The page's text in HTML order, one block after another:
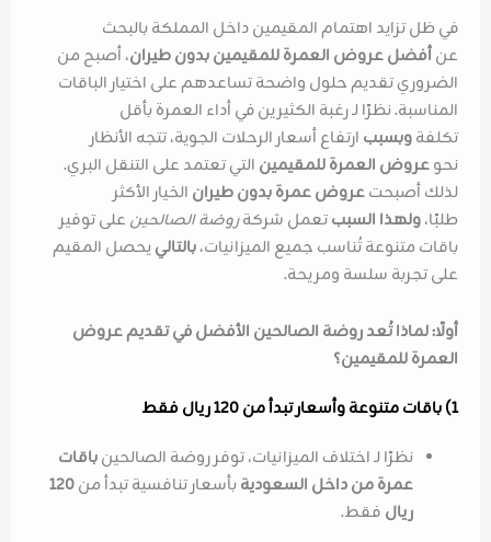
في ظل تزايد اهتمام المقيمين داخل المملكة بالبحث
عنأفضل عروض العمرة للمقيمين بدون طيران، أصبح من
الضروري تقديم حلول واضحة تساعدهم على اختيار الباقات
المناسبة. نظرًا لـ رغبة الكثيرين في أداء العمرة بأقل
تكلفةوبسبب ارتفاع أسعار الرحلات الجوية، تتجه الأنظار
نحوعروض العمرة للمقيمين التي تعتمد على التنقل البري.
لذلك أصبحتعروض عمرة بدون طيران الخيار الأكثر
طلبًا،ولهذا السببتعمل شركةروضة الصالحين على توفير
باقات متنوعة تُناسب جميع الميزانيات،بالتالييحصل المقيم
على تجربة سلسة ومريحة.
أولًا: لماذا تُعد روضة الصالحين الأفضل في تقديم عروض
العمرة للمقيمين؟
1) باقات متنوعة وأسعار تبدأ من 120 ريال فقط
نظرًا لـ اختلاف الميزانيات، توفر روضة الصالحينباقات
عمرة من داخل السعودية بأسعار تنافسية تبدأ من120
ريال فقط.